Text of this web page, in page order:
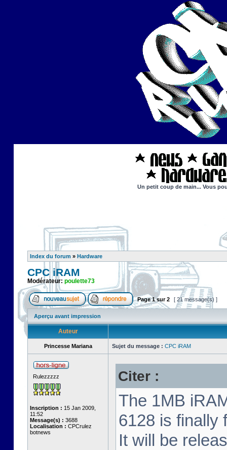
Un petit coup de main... Vous
Index du forum » Hardware
CPC iRAM
Modérateur: poulette73
Page1sur2 [ 21 message(s) ]
Aperçu avant impression
Auteur
Princesse Mariana Sujet du message : CPC iRAM
Rulezzzzz
Inscription : 15 Jan 2009,
11:52
Message(s) : 3688
Localisation : CPCrulez
botnews
Citer :
The 1MB
6128 is finally
It will be